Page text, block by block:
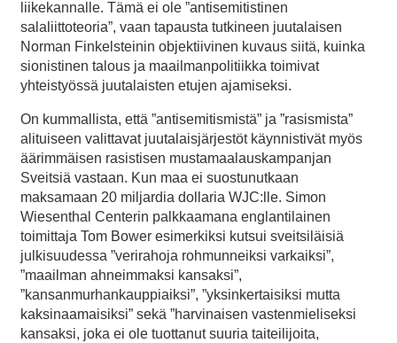
liikekannalle. Tämä ei ole ”antisemitistinen
salaliittoteoria”, vaan tapausta tutkineen juutalaisen
Norman Finkelsteinin objektiivinen kuvaus siitä, kuinka
sionistinen talous ja maailmanpolitiikka toimivat
yhteistyössä juutalaisten etujen ajamiseksi.
On kummallista, että ”antisemitismistä” ja ”rasismista”
alituiseen valittavat juutalaisjärjestöt käynnistivät myös
äärimmäisen rasistisen mustamaalauskampanjan
Sveitsiä vastaan. Kun maa ei suostunutkaan
maksamaan 20 miljardia dollaria WJC:lle. Simon
Wiesenthal Centerin palkkaamana englantilainen
toimittaja Tom Bower esimerkiksi kutsui sveitsiläisiä
julkisuudessa ”verirahoja rohmunneiksi varkaiksi”,
”maailman ahneimmaksi kansaksi”,
”kansanmurhankauppiaiksi”, ”yksinkertaisiksi mutta
kaksinaamaisiksi” sekä ”harvinaisen vastenmieliseksi
kansaksi, joka ei ole tuottanut suuria taiteilijoita,